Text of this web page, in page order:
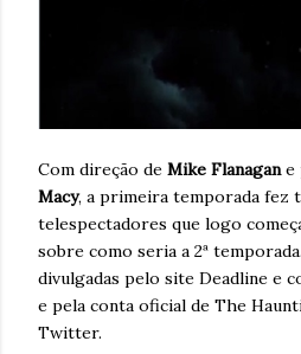
Com direção de Mike Flanagane
Macy, a primeira temporada fez
telespectadores que logo
sobre como seria a 2ª
divulgadas pelo site Deadline e
e pela conta oficial de The
Twitter.